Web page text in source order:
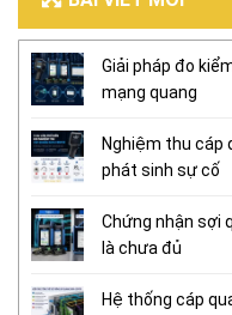
Giải pháp đo
mạng quang
Nghiệm thu cáp
phát sinh sự cố
Chứng nhận sợi
là chưa đủ
Hệ thống cáp